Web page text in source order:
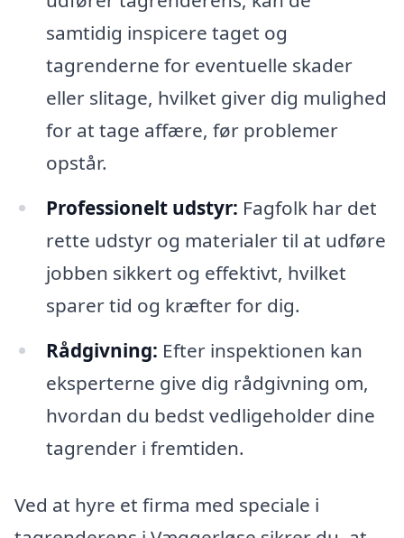
samtidig inspicere taget og
tagrenderne for eventuelle skader
eller slitage, hvilket giver dig mulighed
for at tage affære, før problemer
opstår.
Professionelt udstyr: Fagfolk har det
rette udstyr og materialer til at udføre
jobben sikkert og effektivt, hvilket
sparer tid og kræfter for dig.
Rådgivning: Efter inspektionen kan
eksperterne give dig rådgivning om,
hvordan du bedst vedligeholder dine
tagrender i fremtiden.
Ved at hyre et firma med speciale i